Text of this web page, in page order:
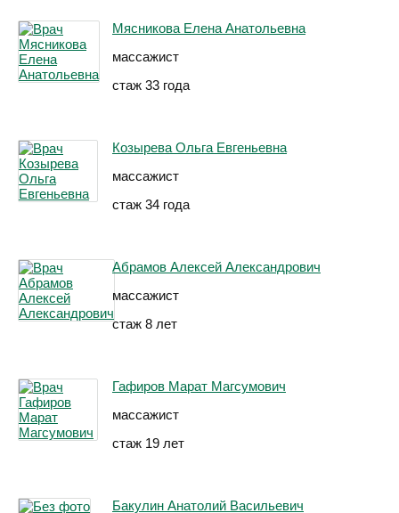
Мясникова Елена Анатольевна
массажист
стаж 33 года
Козырева Ольга Евгеньевна
массажист
стаж 34 года
Абрамов Алексей Александрович
массажист
стаж 8 лет
Гафиров Марат Магсумович
массажист
стаж 19 лет
Бакулин Анатолий Васильевич